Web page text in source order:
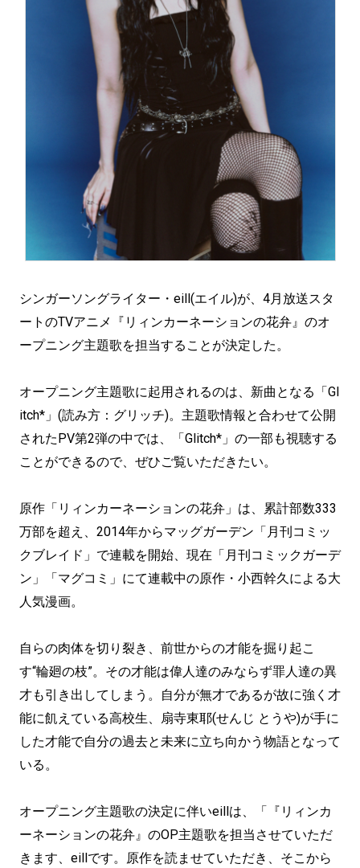
シンガーソングライター・eill(エイル)が、4月放送スタ
ートのTVアニメ『リィンカーネーションの花弁』のオ
ープニング主題歌を担当することが決定した。
オープニング主題歌に起用されるのは、新曲となる「Gl
itch*」(読み方：グリッチ)。主題歌情報と合わせて公開
されたPV第2弾の中では、「Glitch*」の一部も視聴する
ことができるので、ぜひご覧いただきたい。
原作「リィンカーネーションの花弁」は、累計部数333
万部を超え、2014年からマッグガーデン「月刊コミッ
クブレイド」で連載を開始、現在「月刊コミックガーデ
ン」「マグコミ」にて連載中の原作・小西幹久による大
人気漫画。
自らの肉体を切り裂き、前世からの才能を掘り起こ
す“輪廻の枝”。その才能は偉人達のみならず罪人達の異
才も引き出してしまう。自分が無才であるが故に強く才
能に飢えている高校生、扇寺東耶(せんじ とうや)が手に
した才能で自分の過去と未来に立ち向かう物語となって
いる。
オープニング主題歌の決定に伴いeillは、「『リィンカ
ーネーションの花弁』のOP主題歌を担当させていただ
きます、eillです。原作を読ませていただき、そこから